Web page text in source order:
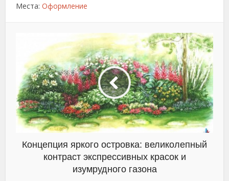
Места:Оформление
Концепция яркого островка: великолепный
контраст экспрессивных красок и
изумрудного газона